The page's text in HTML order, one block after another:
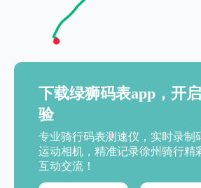
下载绿狮码表app，开
验
专业骑行码表测速仪，实时录制
运动相机，精准记录徐州骑行精
互动交流！